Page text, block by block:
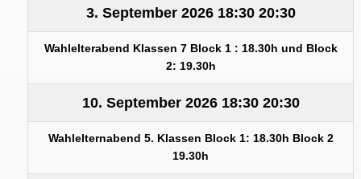
3. September 202618:30 20:30
Wahlelterabend Klassen 7 Block 1 : 18.30h und Block
2: 19.30h
10. September 202618:30 20:30
Wahlelternabend 5. Klassen Block 1: 18.30h Block 2
19.30h